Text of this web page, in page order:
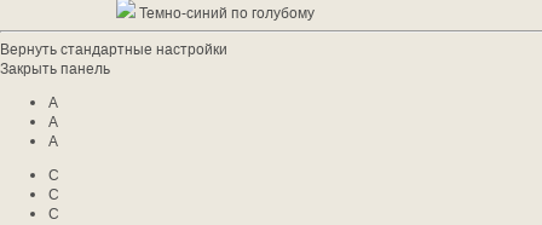
Темно-синий по голубому
Вернуть стандартные настройки
Закрыть панель
A
A
A
C
C
C